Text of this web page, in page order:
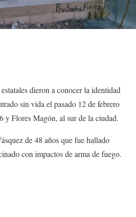
dieron a conocer la identidad
sin vida el pasado 12 de febrero
y Flores Magón, al sur de la ciudad.
de 48 años que fue hallado
con impactos de arma de fuego.